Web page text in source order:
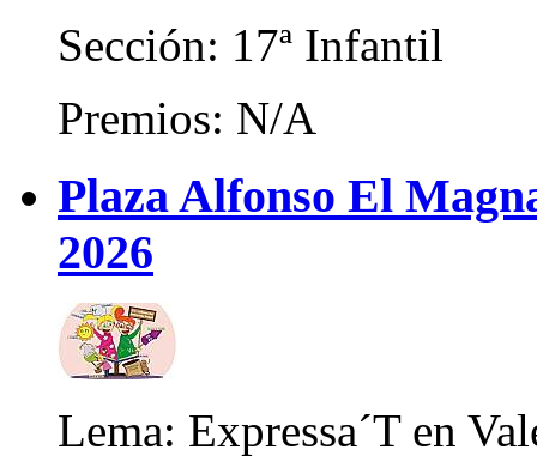
Sección: 17ª Infantil
Premios: N/A
Plaza Alfonso El
2026
Lema: Expressa´T en